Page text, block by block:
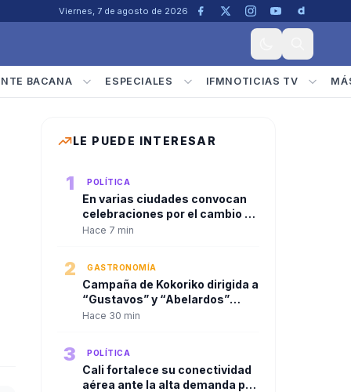
Viernes, 7 de agosto de 2026
BACANA ESPECIALES IFMNOTICIAS TV
LE PUEDE INTERESAR
1 POLÍTICA
En varias ciudades convocan
celebraciones por el cambio de
gobierno y la posesión de
Hace 7 min
2 GASTRONOMÍA
Campaña de Kokoriko dirigida a
“Gustavos” y “Abelardos”
sacude las redes en Colombia
Hace 30 min
3 POLÍTICA
Cali fortalece su conectividad
aérea ante la alta demanda por